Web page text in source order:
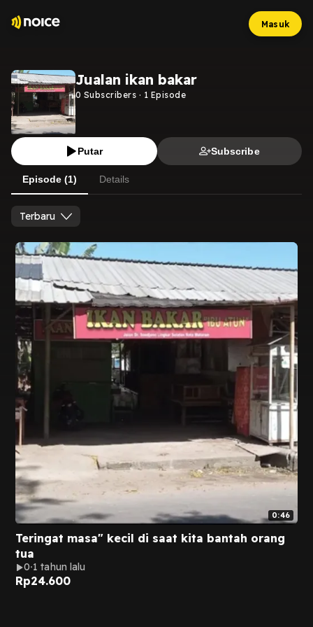
Masuk
Jualan ikan bakar
0 Subscribers · 1 Episode
Putar Subscribe
Episode (1) Details
Terbaru
0:46
Teringat masa" kecil di saat kita bantah orang
tua
0 1 tahun lalu
Rp24.600